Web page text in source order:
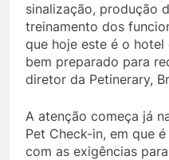
sinalização, produção
treinamento dos
que hoje este é o hotel
bem preparado para
diretor da Petinerary,
A atenção começa já
Pet Check-in, em que
com as exigências